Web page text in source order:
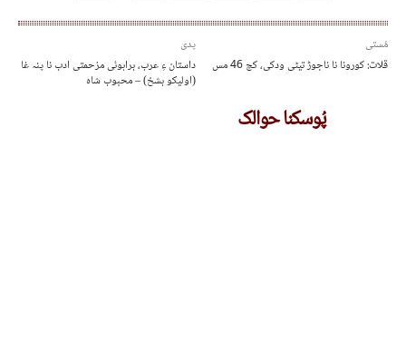
پدی
داستان ءِ عرب، براہوئی مزحمتی ادب نا پنہ غا
(اولیکو بشخ) – محبوب شاہ
مُستی
قلات: کورونا نا ناجوڑ تیٹی ودکی، کچ 46 مس
پُوسکنا حوالک